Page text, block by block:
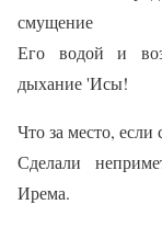
смущение
Его водой и
дыхание 'Исы!
Что за место, если
Сделали
Ирема.